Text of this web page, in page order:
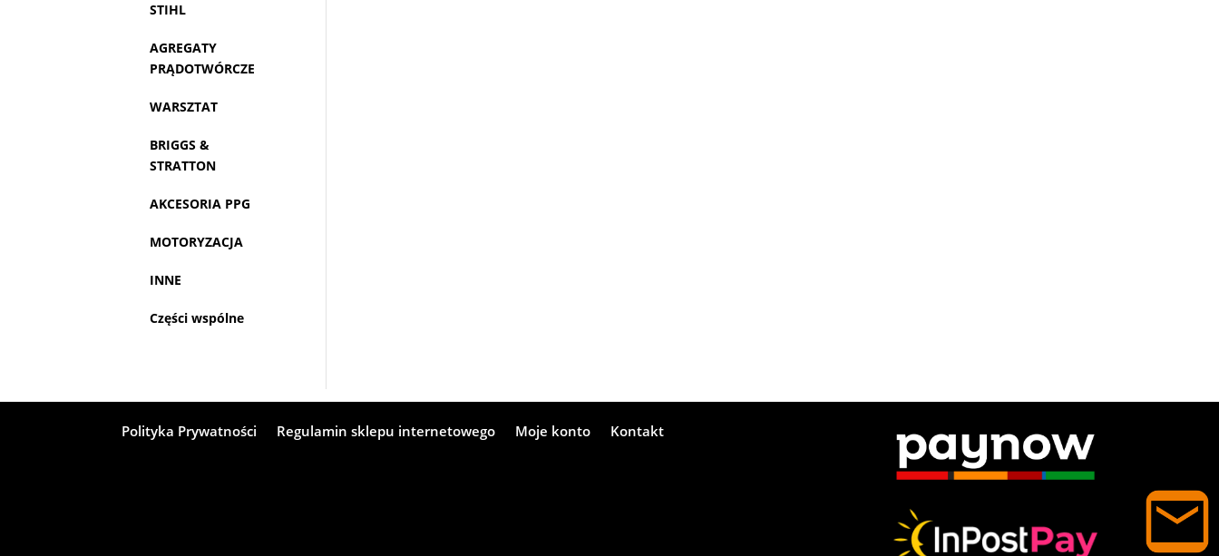
STIHL
AGREGATY
PRĄDOTWÓRCZE
WARSZTAT
BRIGGS &
STRATTON
AKCESORIA PPG
MOTORYZACJA
INNE
Części wspólne
Polityka Prywatności Regulamin sklepu internetowego Moje konto Kontakt